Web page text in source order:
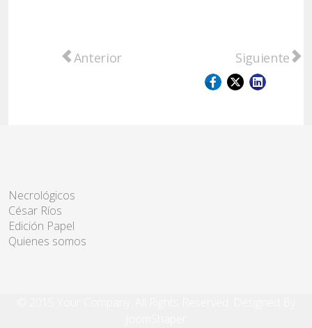
Artículo anterior: Provincia interviene tras
Anterior Artículo
Siguiente
Necrológicos
César Ríos
Edición Papel
Quienes somos